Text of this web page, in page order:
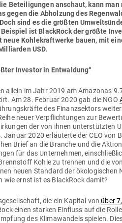
Betei­li­gungen anschaut, kann man
gegen die Abholzung des
sind es die größten
ist BlackRock der größte
neue Koh­le­kraft­werke bauen, mit
USD.
Investor in Entwaldung“
allein im Jahr 2019 am Ama­zonas
Am 28. Februar 2020 gab die NGO
des Finanz­sektors
neuer Ver­pflich­tungen zur
der von ihnen unter­stützten
2020 erläu­terte der CEO von
Brief an die Branche und die
für das Unter­nehmen,
Kohle zu trennen und die
neuen Standard der öko­lo­gi­schen
wie ernst ist es BlackRock damit?
die ein Kapital von über
einen starken Ein­fluss auf die
des Kli­ma­wandels spielen.